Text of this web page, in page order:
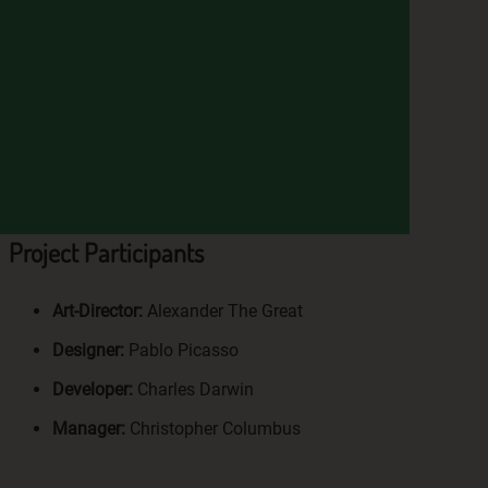
Project Participants
Art-Director: Alexander The Great
Designer: Pablo Picasso
Developer: Charles Darwin
Manager: Christopher Columbus